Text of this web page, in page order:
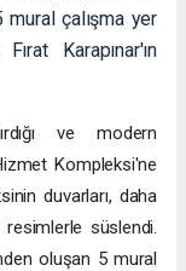
çalışma yer
Karapınar'ın
ve modern
Kompleksi'ne
duvarları, daha
süslendi.
oluşan 5 mural